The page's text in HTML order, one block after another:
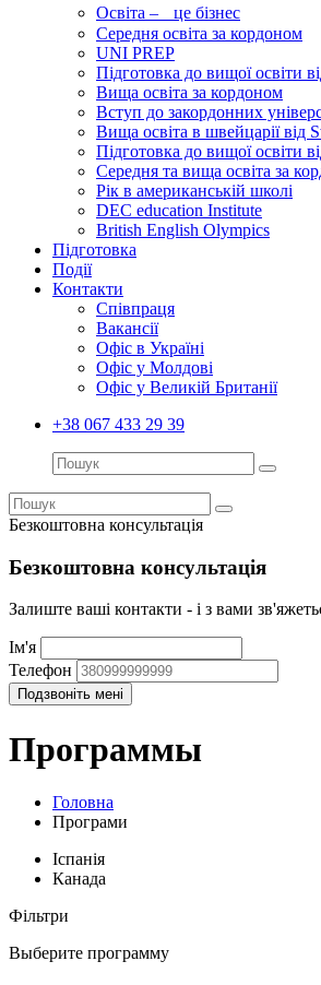
Освіта – це бізнес
Середня освіта за кордоном
UNI PREP
Підготовка до вищої освіти
Вища освіта за кордоном
Вступ до закордонних
Вища освіта в швейцарії від
Підготовка до вищої освіти
Середня та вища освіта за
Рік в американській школі
DEC education Institute
British English Olympics
Підготовка
Події
Контакти
Співпраця
Вакансії
Офіс в Україні
Офіс у Молдові
Офіс у Великій Британії
+38 067 433 29 39
Безкоштовна консультація
Безкоштовна консультація
Залиште ваші контакти - і з вами
Ім'я
Телефон
Программы
Головна
Програми
Іспанія
Канада
Фільтри
Выберите программу